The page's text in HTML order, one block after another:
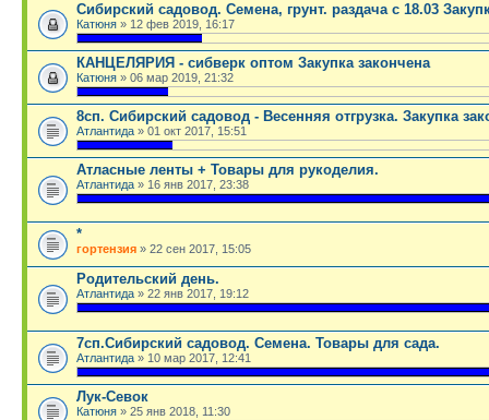
Сибирский садовод. Семена, грунт. раздача с 18.03
Катюня » 12 фев 2019, 16:17
КАНЦЕЛЯРИЯ - сибверк оптом Закупка закончена
Катюня » 06 мар 2019, 21:32
8сп. Сибирский садовод - Весенняя отгрузка. Закупка
Атлантида » 01 окт 2017, 15:51
Атласные ленты + Товары для рукоделия.
Атлантида » 16 янв 2017, 23:38
*
гортензия » 22 сен 2017, 15:05
Родительский день.
Атлантида » 22 янв 2017, 19:12
7сп.Сибирский садовод. Семена. Товары для сада.
Атлантида » 10 мар 2017, 12:41
Лук-Севок
Катюня » 25 янв 2018, 11:30